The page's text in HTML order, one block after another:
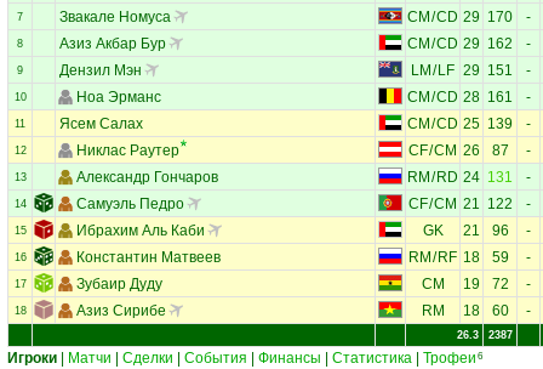
7 Звакале Номуса CM /CD 29 170 -
8 Азиз Акбар Бур CM /CD 29 162 -
9 Дензил Мэн LM / LF 29 151 -
10 Ноа Эрманс CM /CD 28 161 -
11 Ясем Салах CM /CD 25 139 -
12 Никлас Раутер CF/CM 26 87 -
13 Александр Гончаров RM / RD 24 131 -
14 Самуэль Педро CF/CM 21 122 -
15 Ибрахим Аль Каби GK 21 96 -
16 Константин Матвеев RM / RF 18 59 -
17 Зубаир Дуду CM 19 72 -
18 Азиз Сирибе RM 18 60 -
26.3 2387
Игроки Матчи Сделки События Финансы Статистика Трофеи 6